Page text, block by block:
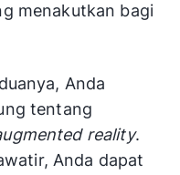
menakutkan bagi
Anda
tentang
reality.
Anda dapat